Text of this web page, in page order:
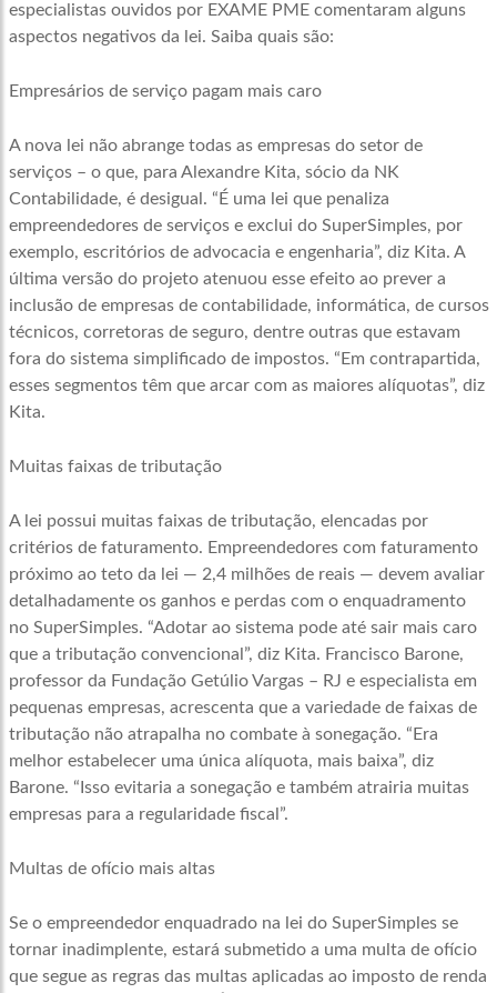
especialistas ouvidos por EXAME PME comentaram alguns
aspectos negativos da lei. Saiba quais são:
Empresários de serviço pagam mais caro
A nova lei não abrange todas as empresas do setor de
serviços – o que, para Alexandre Kita, sócio da NK
Contabilidade, é desigual. “É uma lei que penaliza
empreendedores de serviços e exclui do SuperSimples, por
exemplo, escritórios de advocacia e engenharia”, diz Kita. A
última versão do projeto atenuou esse efeito ao prever a
inclusão de empresas de contabilidade, informática, de cursos
técnicos, corretoras de seguro, dentre outras que estavam
fora do sistema simplificado de impostos. “Em contrapartida,
esses segmentos têm que arcar com as maiores alíquotas”, diz
Kita.
Muitas faixas de tributação
A lei possui muitas faixas de tributação, elencadas por
critérios de faturamento. Empreendedores com faturamento
próximo ao teto da lei — 2,4 milhões de reais — devem avaliar
detalhadamente os ganhos e perdas com o enquadramento
no SuperSimples. “Adotar ao sistema pode até sair mais caro
que a tributação convencional”, diz Kita. Francisco Barone,
professor da Fundação Getúlio Vargas – RJ e especialista em
pequenas empresas, acrescenta que a variedade de faixas de
tributação não atrapalha no combate à sonegação. “Era
melhor estabelecer uma única alíquota, mais baixa”, diz
Barone. “Isso evitaria a sonegação e também atrairia muitas
empresas para a regularidade fiscal”.
Multas de ofício mais altas
Se o empreendedor enquadrado na lei do SuperSimples se
tornar inadimplente, estará submetido a uma multa de ofício
que segue as regras das multas aplicadas ao imposto de renda